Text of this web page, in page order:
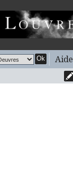
Ok Aide